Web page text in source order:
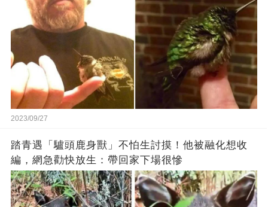
2023/09/27
踏青遇「驢頭鹿身獸」不怕生討摸！他被融化想收
編，網急勸快放生：帶回家下場很慘